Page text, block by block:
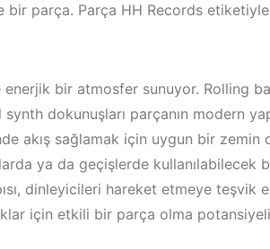
bir parça. Parça HH Records
enerjik bir atmosfer sunuyor. Rolling
dokunuşları parçanın modern
akış sağlamak için uygun bir zemin
ya da geçişlerde kullanılabilecek
dinleyicileri hareket etmeye teşvik
için etkili bir parça olma